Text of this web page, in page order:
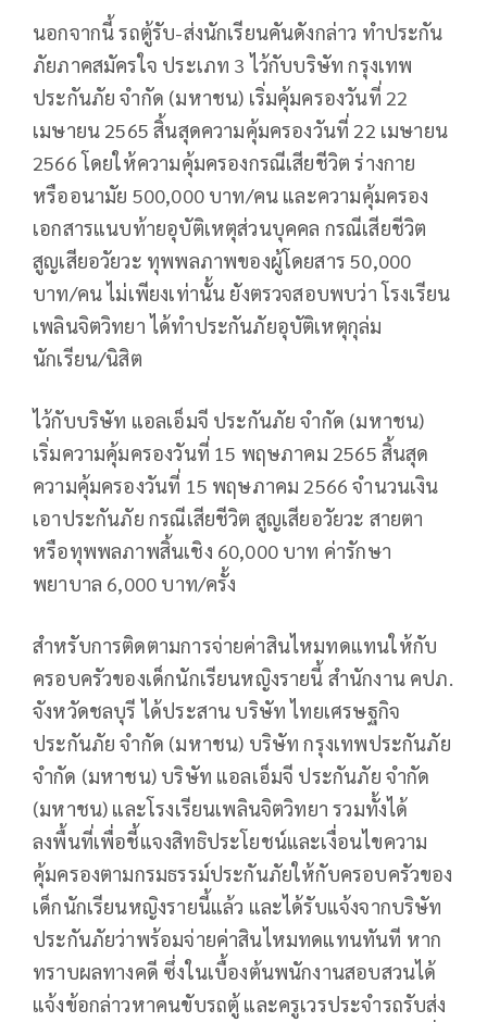
นอกจากนี้ รถตู้รับ-ส่งนักเรียนคันดังกล่าว ทำประกัน
ภัยภาคสมัครใจ ประเภท 3 ไว้กับบริษัท กรุงเทพ
ประกันภัย จำกัด (มหาชน) เริ่มคุ้มครองวันที่ 22
เมษายน 2565 สิ้นสุดความคุ้มครองวันที่ 22 เมษายน
2566 โดยให้ความคุ้มครองกรณีเสียชีวิต ร่างกาย
หรืออนามัย 500,000 บาท/คน และความคุ้มครอง
เอกสารแนบท้ายอุบัติเหตุส่วนบุคคล กรณีเสียชีวิต
สูญเสียอวัยวะ ทุพพลภาพของผู้โดยสาร 50,000
บาท/คน ไม่เพียงเท่านั้น ยังตรวจสอบพบว่า โรงเรียน
เพลินจิตวิทยา ได้ทำประกันภัยอุบัติเหตุกุล่ม
นักเรียน/นิสิต
ไว้กับบริษัท แอลเอ็มจี ประกันภัย จำกัด (มหาชน)
เริ่มความคุ้มครองวันที่ 15 พฤษภาคม 2565 สิ้นสุด
ความคุ้มครองวันที่ 15 พฤษภาคม 2566 จำนวนเงิน
เอาประกันภัย กรณีเสียชีวิต สูญเสียอวัยวะ สายตา
หรือทุพพลภาพสิ้นเชิง 60,000 บาท ค่ารักษา
พยาบาล 6,000 บาท/ครั้ง
สำหรับการติดตามการจ่ายค่าสินไหมทดแทนให้กับ
ครอบครัวของเด็กนักเรียนหญิงรายนี้ สำนักงาน คปภ.
จังหวัดชลบุรี ได้ประสาน บริษัท ไทยเศรษฐกิจ
ประกันภัย จำกัด (มหาชน) บริษัท กรุงเทพประกันภัย
จำกัด (มหาชน) บริษัท แอลเอ็มจี ประกันภัย จำกัด
(มหาชน) และโรงเรียนเพลินจิตวิทยา รวมทั้งได้
ลงพื้นที่เพื่อชี้แจงสิทธิประโยชน์และเงื่อนไขความ
คุ้มครองตามกรมธรรม์ประกันภัยให้กับครอบครัวของ
เด็กนักเรียนหญิงรายนี้แล้ว และได้รับแจ้งจากบริษัท
ประกันภัยว่าพร้อมจ่ายค่าสินไหมทดแทนทันที หาก
ทราบผลทางคดี ซึ่งในเบื้องต้นพนักงานสอบสวนได้
แจ้งข้อกล่าวหาคนขับรถตู้ และครูเวรประจำรถรับส่ง